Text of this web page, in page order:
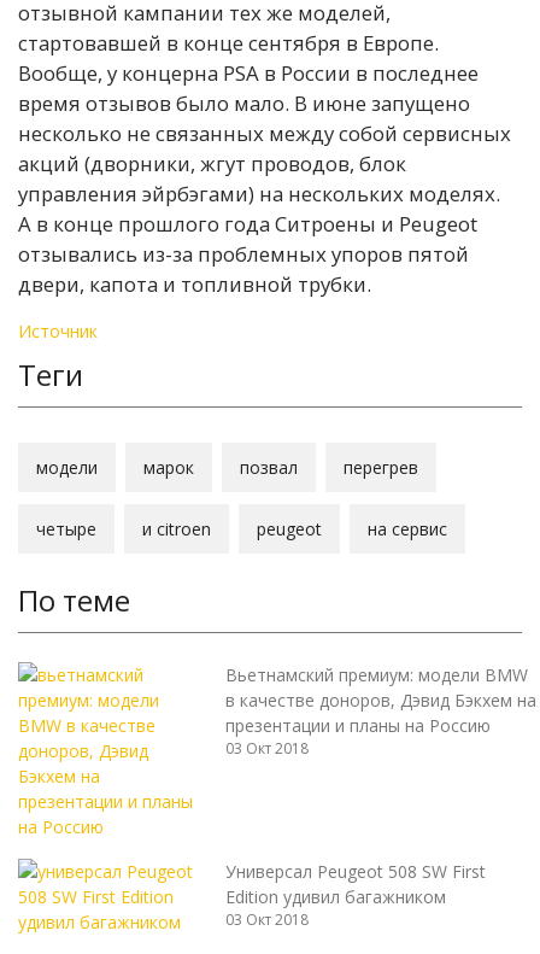
отзывной кампании тех же моделей,
стартовавшей в конце сентября в Европе.
Вообще, у концерна PSA в России в последнее
время отзывов было мало. В июне запущено
несколько не связанных между собой сервисных
акций (дворники, жгут проводов, блок
управления эйрбэгами) на нескольких моделях.
А в конце прошлого года Ситроены и Peugeot
отзывались из-за проблемных упоров пятой
двери, капота и топливной трубки.
Источник
Теги
модели марок позвал перегрев
четыре и citroen peugeot на сервис
По теме
Вьетнамский премиум: модели BMW
в качестве доноров, Дэвид Бэкхем на
презентации и планы на Россию
03 Окт 2018
Универсал Peugeot 508 SW First
Edition удивил багажником
03 Окт 2018